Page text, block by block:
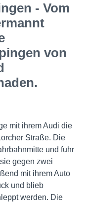
- Vom
von
mit ihrem Audi die
Straße. Die
und fuhr
gegen zwei
mit ihrem Auto
und blieb
werden. Die